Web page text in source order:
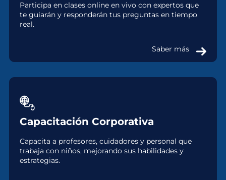
Participa en clases online en vivo con expertos que
te guiarán y responderán tus preguntas en tiempo
real.
Saber más
Capacitación Corporativa
Capacita a profesores, cuidadores y personal que
trabaja con niños, mejorando sus habilidades y
estrategias.